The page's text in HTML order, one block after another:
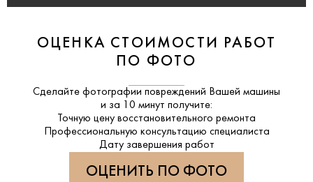
ОЦЕНКА СТОИМОСТИ РАБОТ
ПО ФОТО
Сделайте фотографии повреждений Вашей машины
и за 10 минут получите:
Точную цену восстановительного ремонта
Профессиональную консультацию специалиста
Дату завершения работ
ОЦЕНИТЬ ПО ФОТО